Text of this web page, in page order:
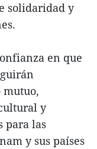
solidaridad y
en que
y
para las
y sus países